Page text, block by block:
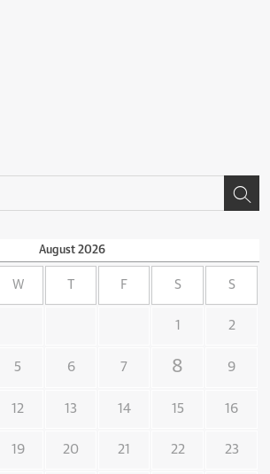
August 2026
W F S S
1 2
5 6 7 8 9
12 13 14 15 16
19 20 21 22 23